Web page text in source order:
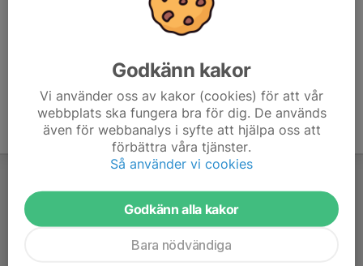
Godkänn kakor
Vi använder oss av kakor (cookies) för att vår
webbplats ska fungera bra för dig. De används
även för webbanalys i syfte att hjälpa oss att
förbättra våra tjänster.
Så använder vi cookies
Godkänn alla kakor
Bara nödvändiga